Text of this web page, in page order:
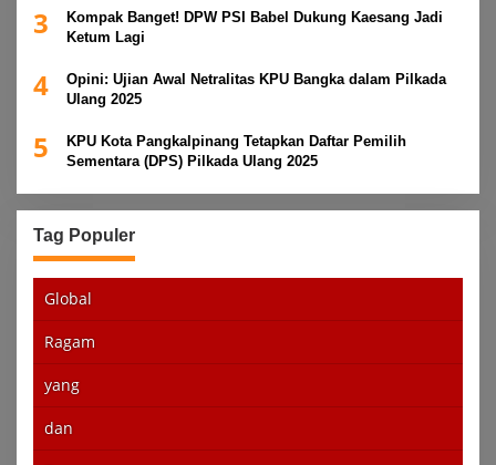
3
Kompak Banget! DPW PSI Babel Dukung Kaesang Jadi
Ketum Lagi
4
Opini: Ujian Awal Netralitas KPU Bangka dalam Pilkada
Ulang 2025
5
KPU Kota Pangkalpinang Tetapkan Daftar Pemilih
Sementara (DPS) Pilkada Ulang 2025
Tag Populer
Global
Ragam
yang
dan